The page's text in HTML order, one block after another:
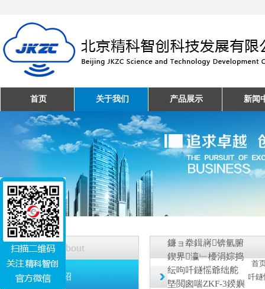
首页 关于我们 产品展示 新闻
关于我们 About
公司介绍
鐮ョ牶鍓嶈锛氫腑
鍥界瀛﹂櫌涓婃捣
纭呴吀鐩愮爺绌舵
墍閲囪喘ZKF-3鍨嬩
首
吀